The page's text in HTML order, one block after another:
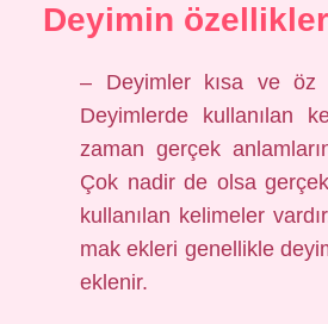
Deyimin
– Deyimler kısa ve öz
Deyimlerde kullanılan
zaman gerçek
Çok nadir de olsa
kullanılan kelimeler
mak ekleri genellikle
eklenir.